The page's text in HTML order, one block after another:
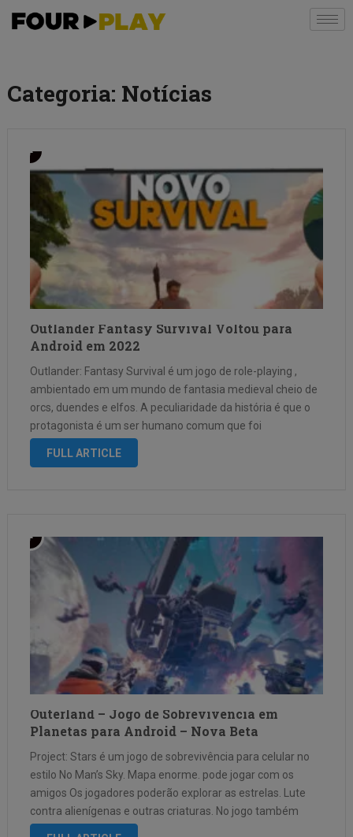
Categoria: Notícias
Outlander Fantasy Survival Voltou para
Android em 2022
Outlander: Fantasy Survival é um jogo de role-playing ,
ambientado em um mundo de fantasia medieval cheio de
orcs, duendes e elfos. A peculiaridade da história é que o
protagonista é um ser humano comum que foi
transportado para esse mundo estranho. O mundo de
FULL ARTICLE
Outerland – Jogo de Sobrevivencia em
Planetas para Android – Nova Beta
Project: Stars é um jogo de sobrevivência para celular no
estilo No Man’s Sky. Mapa enorme. pode jogar com os
amigos Os jogadores poderão explorar as estrelas. Lute
contra alienígenas e outras criaturas. No jogo também
existe um sistema de construção de casas, criação de